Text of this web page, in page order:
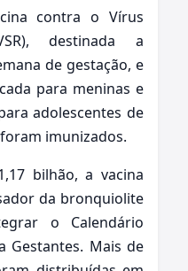
contra o Vírus
destinada a
de gestação, e
para meninas e
adolescentes de
imunizados.
bilhão, a vacina
da bronquiolite
o Calendário
Gestantes. Mais de